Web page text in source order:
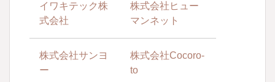
イワキテック株
式会社
株式会社ヒュー
マンネット
株式会社サンヨ
ー
株式会社Cocoro-
to